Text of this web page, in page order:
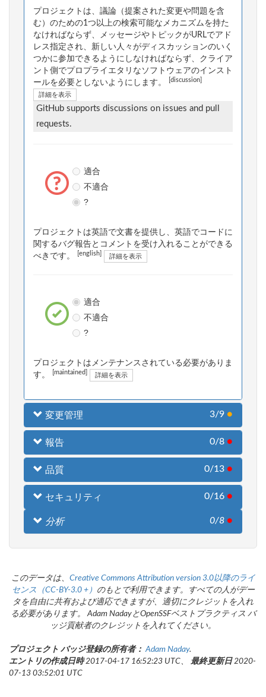
プロジェクトは、議論（提案された変更や問題を含
む）のための1つ以上の検索可能なメカニズムを持た
なければならず、メッセージやトピックがURLでアド
レス指定され、新しい人々がディスカッションのいく
つかに参加できるようにしなければならず、クライア
ント側でプロプライエタリなソフトウェアのインスト
ールを必要としないようにします。
[discussion]
詳細を表示
GitHub supports discussions on issues and pull
requests.
適合
不適合
?
プロジェクトは英語で文書を提供し、英語でコードに
関するバグ報告とコメントを受け入れることができる
べきです。
[english] 詳細を表示
適合
不適合
?
プロジェクトはメンテナンスされている必要がありま
す。
[maintained] 詳細を表示
変更管理 3/9 ●
報告 0/8 ●
品質 0/13 ●
セキュリティ 0/16 ●
分析 0/8 ●
このデータは、 Creative Commons Attribution version 3.0以降のライ
センス（CC-BY-3.0 +）
のもとで利用できます。すべての人がデー
タを自由に共有および適応できますが、適切にクレジットを入れ
る必要があります。 Adam NadayとOpenSSFベストプラクティス バ
ッジ貢献者のクレジットを入れてください。
プロジェクト バッジ登録の所有者： Adam Naday.
エントリの作成日時2017-04-17 16:52:23 UTC、 最終更新日2020-
07-13 03:52:01 UTC